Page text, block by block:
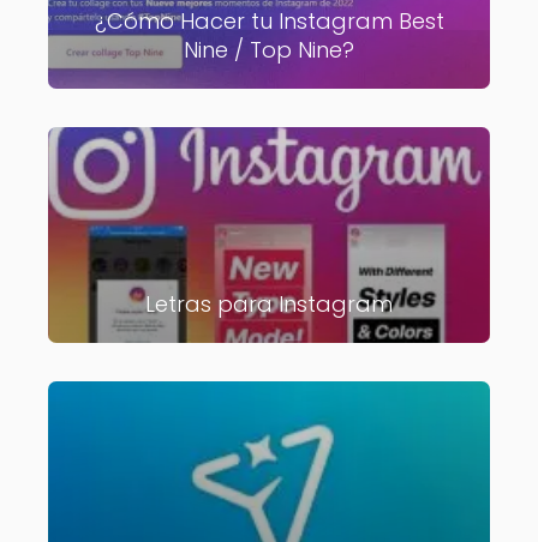
¿Cómo Hacer tu Instagram Best
Nine / Top Nine?
Letras para Instagram